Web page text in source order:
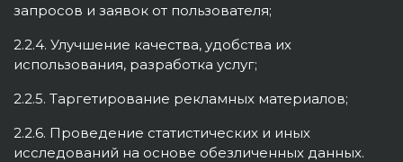
запросов и заявок от пользователя;
2.2.4. Улучшение качества, удобства их
использования, разработка услуг;
2.2.5. Таргетирование рекламных материалов;
2.2.6. Проведение статистических и иных
исследований на основе обезличенных данных.